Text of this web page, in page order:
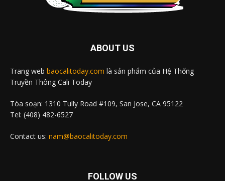
ABOUT US
Trang web baocalitoday.com là sản phẩm của Hệ Thống
Truyền Thông Cali Today
Tòa soạn: 1310 Tully Road #109, San Jose, CA 95122
Tel: (408) 482-6527
Contact us: nam@baocalitoday.com
FOLLOW US